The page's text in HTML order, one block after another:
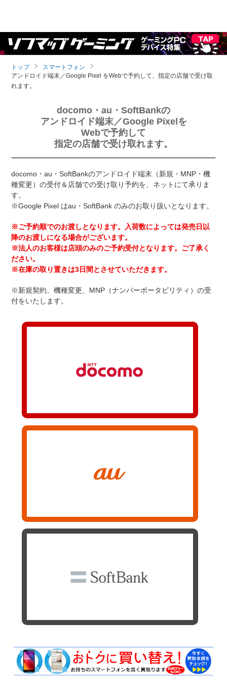
トップ
スマートフォン
アンドロイド端末／Google Pixel をWebで予約して、指定の店舗で受け取
れます。
docomo・au・SoftBankの
アンドロイド端末／Google Pixelを
Webで予約して
指定の店舗で受け取れます。
docomo・au・SoftBankのアンドロイド端末（新規・MNP・機
種変更）の受付＆店舗での受け取り予約を、ネットにて承りま
す。
※Google Pixel はau・SoftBank のみのお取り扱いとなります。
※ご予約順でのお渡しとなります。入荷数によっては発売日以
降のお渡しになる場合がございます。
※法人のお客様は店頭のみのご予約受付となります。ご了承く
ださい。
※在庫の取り置きは3日間とさせていただきます。
※新規契約、機種変更、MNP（ナンバーポータビリティ）の受
付をいたします。